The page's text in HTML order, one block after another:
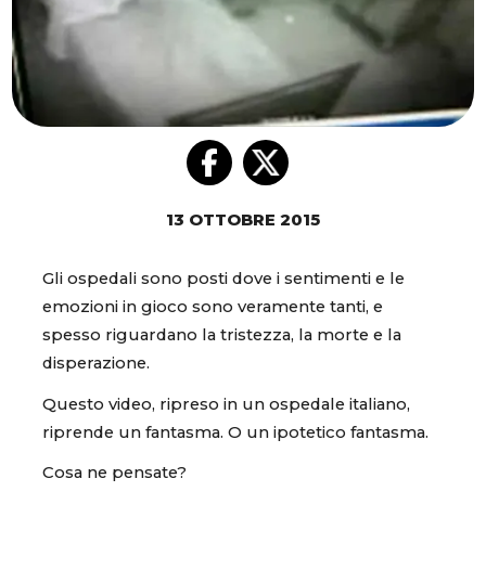
13 OTTOBRE 2015
Gli ospedali sono posti dove i sentimenti e le
emozioni in gioco sono veramente tanti, e
spesso riguardano la tristezza, la morte e la
disperazione.
Questo video, ripreso in un ospedale italiano,
riprende un fantasma. O un ipotetico fantasma.
Cosa ne pensate?